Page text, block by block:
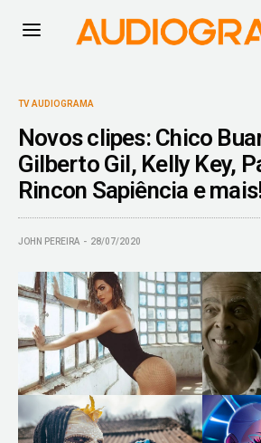
TV AUDIOGRAMA
Novos clipes: Chico
Gilberto Gil, Kelly Key,
Rincon Sapiência e
JOHN PEREIRA 28/07/2020